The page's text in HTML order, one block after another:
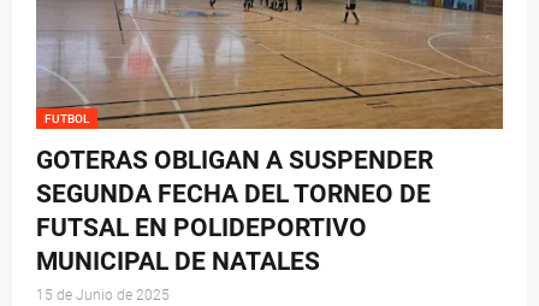
FUTBOL
GOTERAS OBLIGAN A SUSPENDER
SEGUNDA FECHA DEL TORNEO DE
FUTSAL EN POLIDEPORTIVO
MUNICIPAL DE NATALES
15 de Junio de 2025